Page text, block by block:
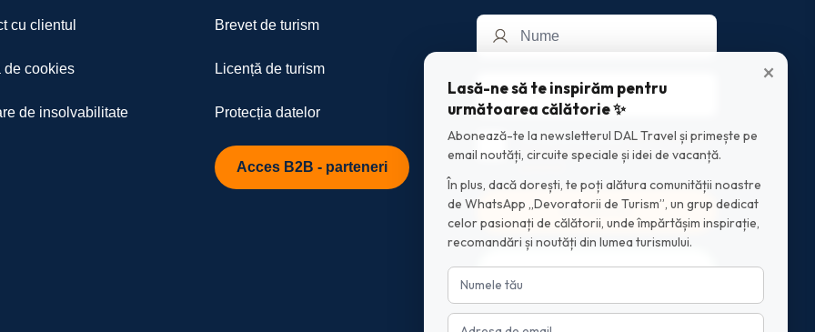
cu clientul
de cookies
de insolvabilitate
Brevet de turism
Licență de turism
Protecția datelor
Acces B2B - parteneri
Am luat la cunostintanota de informare
privind prelucrarea datelor cu caracter
Mă abonez
Intră în grupul WhatsApp
×
Lasă-ne să te inspirăm pentru
următoarea călătorie ✨
Abonează-te la newsletterul DAL Travel și primește pe
email noutăți, circuite speciale și idei de vacanță.
În plus, dacă dorești, te poți alătura comunității noastre
de WhatsApp „Devoratorii de Turism”, un grup dedicat
celor pasionați de călătorii, unde împărtășim inspirație,
recomandări și noutăți din lumea turismului.